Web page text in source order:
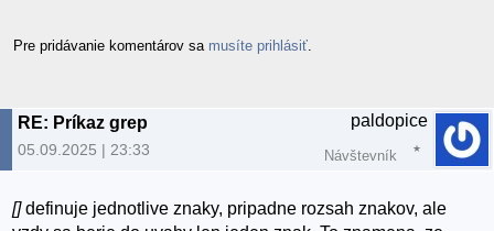
Pre pridávanie komentárov sa musíte prihlásiť
RE: Príkaz grep
05.09.2025 | 23:33
paldopice
Návštevník
[]definuje jednotlive znaky, pripadne rozsah znakov, ale